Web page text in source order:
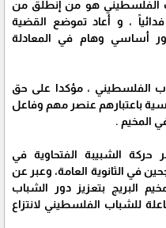
الفلسطيني هو من إنطلق من
، و أعاد تموضع القضية
أساسي وهام في المعادلة
الفلسطيني ، مؤكدا على حق
باعتبارهم عنصر مهم وفاعل
المخيم .
الشبيبة الفتحاوية في
في الثانوية العامة، وعبر عن
البريج بتعزيز دور الشباب
للشباب الفلسطيني لانتزاع